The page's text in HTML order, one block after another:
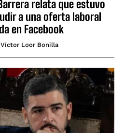
relata que estuvo
a una oferta laboral
en Facebook
Víctor Loor Bonilla